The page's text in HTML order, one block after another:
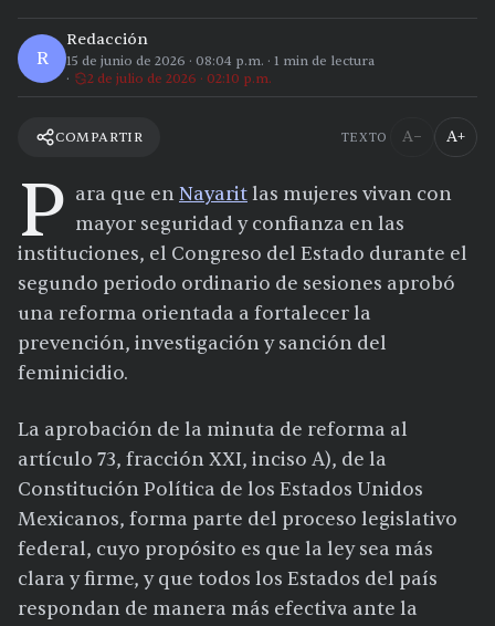
R
Redacción
15 de junio de 2026 · 08:04 p.m. · 1 min de lectura
2 de julio de 2026 · 02:10 p.m.
COMPARTIR TEXTO A− A+
P ara que enNayaritlas mujeres vivan con
mayor seguridad y confianza en las
instituciones, el Congreso del Estado durante el
segundo periodo ordinario de sesiones aprobó
una reforma orientada a fortalecer la
prevención, investigación y sanción del
feminicidio.
La aprobación de la minuta de reforma al
artículo 73, fracción XXI, inciso A), de la
Constitución Política de los Estados Unidos
Mexicanos, forma parte del proceso legislativo
federal, cuyo propósito es que la ley sea más
clara y firme, y que todos los Estados del país
respondan de manera más efectiva ante la